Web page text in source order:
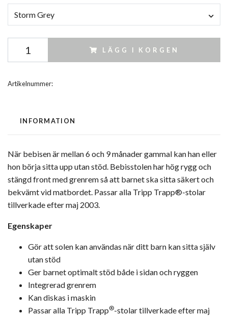
Storm Grey
LÄGG I KORGEN
Artikelnummer:
INFORMATION
När bebisen är mellan 6 och 9 månader gammal kan han eller
hon börja sitta upp utan stöd. Bebisstolen har hög rygg och
stängd front med grenrem så att barnet ska sitta säkert och
bekvämt vid matbordet. Passar alla Tripp Trapp®-stolar
tillverkade efter maj 2003.
Egenskaper
Gör att solen kan användas när ditt barn kan sitta själv
utan stöd
Ger barnet optimalt stöd både i sidan och ryggen
Integrerad grenrem
Kan diskas i maskin
Passar alla Tripp Trapp®-stolar tillverkade efter maj